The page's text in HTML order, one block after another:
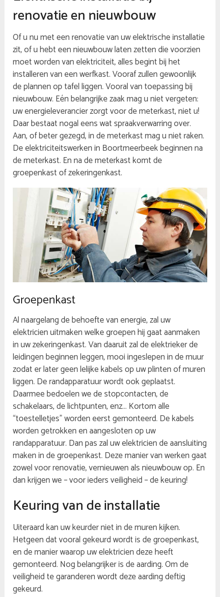
renovatie en nieuwbouw
Of u nu met een renovatie van uw elektrische installatie
zit, of u hebt een nieuwbouw laten zetten die voorzien
moet worden van elektriciteit, alles begint bij het
installeren van een werfkast. Vooraf zullen gewoonlijk
de plannen op tafel liggen. Vooral van toepassing bij
nieuwbouw. Eén belangrijke zaak mag u niet vergeten:
uw energieleverancier zorgt voor de meterkast, niet u!
Daar bestaat nogal eens wat spraakverwarring over.
Aan, of beter gezegd, in de meterkast mag u niet raken.
De elektriciteitswerken in Boortmeerbeek beginnen na
de meterkast. En na de meterkast komt de
groepenkast of zekeringenkast.
Groepenkast
Al naargelang de behoefte van energie, zal uw
elektricien uitmaken welke groepen hij gaat aanmaken
in uw zekeringenkast. Van daaruit zal de elektrieker de
leidingen beginnen leggen, mooi ingeslepen in de muur
zodat er later geen lelijke kabels op uw plinten of muren
liggen. De randapparatuur wordt ook geplaatst.
Daarmee bedoelen we de stopcontacten, de
schakelaars, de lichtpunten, enz… Kortom alle
“toestelletjes” worden eerst gemonteerd. De kabels
worden getrokken en aangesloten op uw
randapparatuur. Dan pas zal uw elektricien de aansluiting
maken in de groepenkast. Deze manier van werken gaat
zowel voor renovatie, vernieuwen als nieuwbouw op. En
dan krijgen we – voor ieders veiligheid – de keuring!
Keuring van de installatie
Uiteraard kan uw keurder niet in de muren kijken.
Hetgeen dat vooral gekeurd wordt is de groepenkast,
en de manier waarop uw elektricien deze heeft
gemonteerd. Nog belangrijker is de aarding. Om de
veiligheid te garanderen wordt deze aarding deftig
gekeurd.